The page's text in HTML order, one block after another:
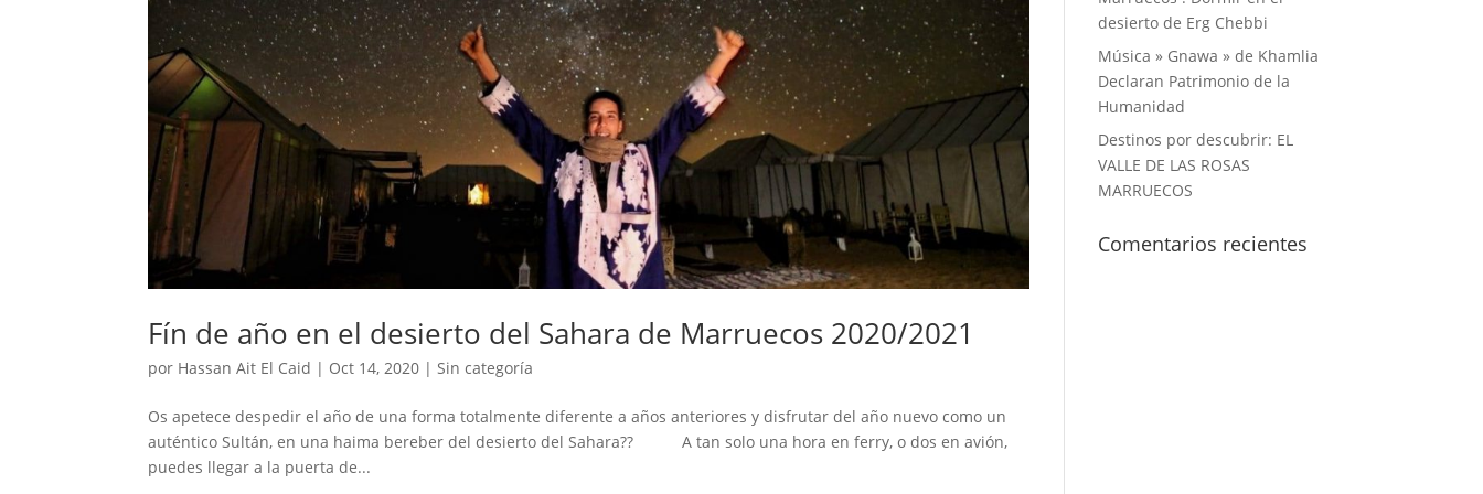
Fín de año en el desierto del Sahara de Marruecos 2020/2021
por Hassan Ait El Caid | Oct 14, 2020 |Sin categoría
Os apetece despedir el año de una forma totalmente diferente a años anteriores y disfrutar del año nuevo como un
auténtico Sultán, en una haima bereber del desierto del Sahara?? A tan solo una hora en ferry, o dos en avión,
puedes llegar a la puerta de...
desierto de Erg Chebbi
Música » Gnawa » de Khamlia
Declaran Patrimonio de la
Humanidad
Destinos por descubrir: EL
VALLE DE LAS ROSAS
MARRUECOS
Comentarios recientes